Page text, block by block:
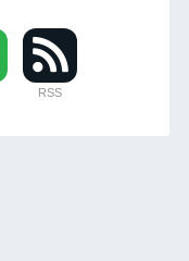
RSS